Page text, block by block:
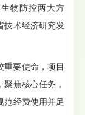
物防控两大方
技术经济研究发
重要使命，项目
焦核心任务，
范经费使用并足